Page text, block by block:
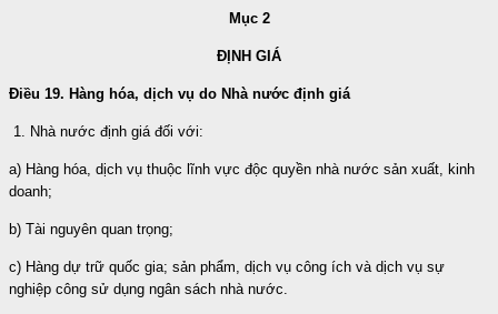
Mục 2
ĐỊNH GIÁ
Điều 19. Hàng hóa, dịch vụ do Nhà nước định giá
1. Nhà nước định giá đối với:
a) Hàng hóa, dịch vụ thuộc lĩnh vực độc quyền nhà nước sản xuất, kinh
doanh;
b) Tài nguyên quan trọng;
c) Hàng dự trữ quốc gia; sản phẩm, dịch vụ công ích và dịch vụ sự
nghiệp công sử dụng ngân sách nhà nước.